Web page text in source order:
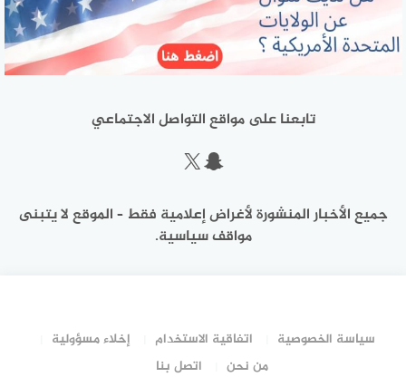
تابعنا على مواقع التواصل الاجتماعي
سناب شات
إكس
جميع الأخبار المنشورة لأغراض إعلامية فقط – الموقع لا يتبنى
مواقف سياسية.
سياسة الخصوصية اتفاقية الاستخدام
إخلاء مسؤولية
من نحن
اتصل بنا